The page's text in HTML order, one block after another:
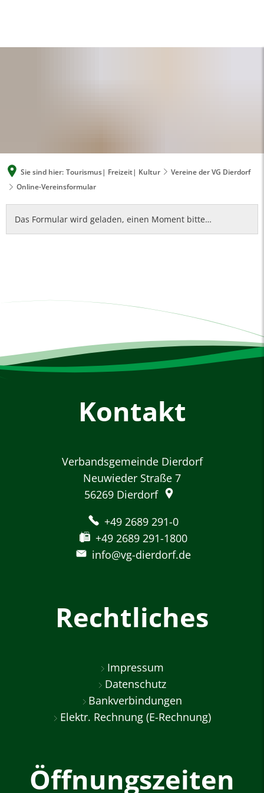
Sie sind hier: Tourismus| Freizeit| Kultur
Vereine der VG Dierdorf
Online-Vereinsformular
Online-
Vereinsformular
Das Formular wird geladen, einen Moment bitte…
Kontakt
Verbandsgemeinde Dierdorf
Neuwieder Straße 7
56269 Dierdorf
+49 2689 291-0
+49 2689 291-1800
info@vg-dierdorf.de
Rechtliches
Impressum
Datenschutz
Bankverbindungen
Elektr. Rechnung (E-Rechnung)
Öffnungszeiten